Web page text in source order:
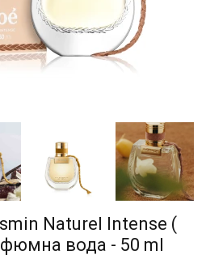
Naturel Intense (
вода - 50 ml